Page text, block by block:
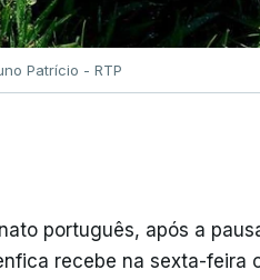
Patrício - RTP
português, após a
recebe na sexta-feira